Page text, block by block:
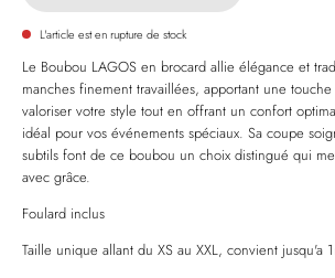
L'article est en rupture de stock
Le Boubou LAGOS en brocard allie élégance et
manches finement travaillées, apportant une
valoriser votre style tout en offrant un confort
idéal pour vos événements spéciaux. Sa coupe
subtils font de ce boubou un choix distingué qui
avec grâce.
Foulard inclus
Taille unique allant du XS au XXL, convient jusqu'a